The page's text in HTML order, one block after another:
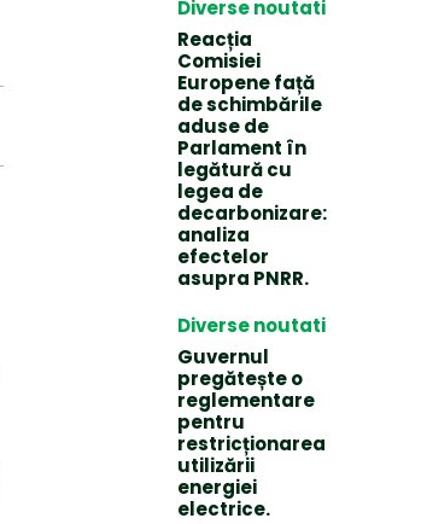
Diverse noutati
Reacția
Comisiei
Europene față
de schimbările
aduse de
Parlament în
legătură cu
legea de
decarbonizare:
analiza
efectelor
asupra PNRR.
Diverse noutati
Guvernul
pregătește o
reglementare
pentru
restricționarea
utilizării
energiei
electrice.